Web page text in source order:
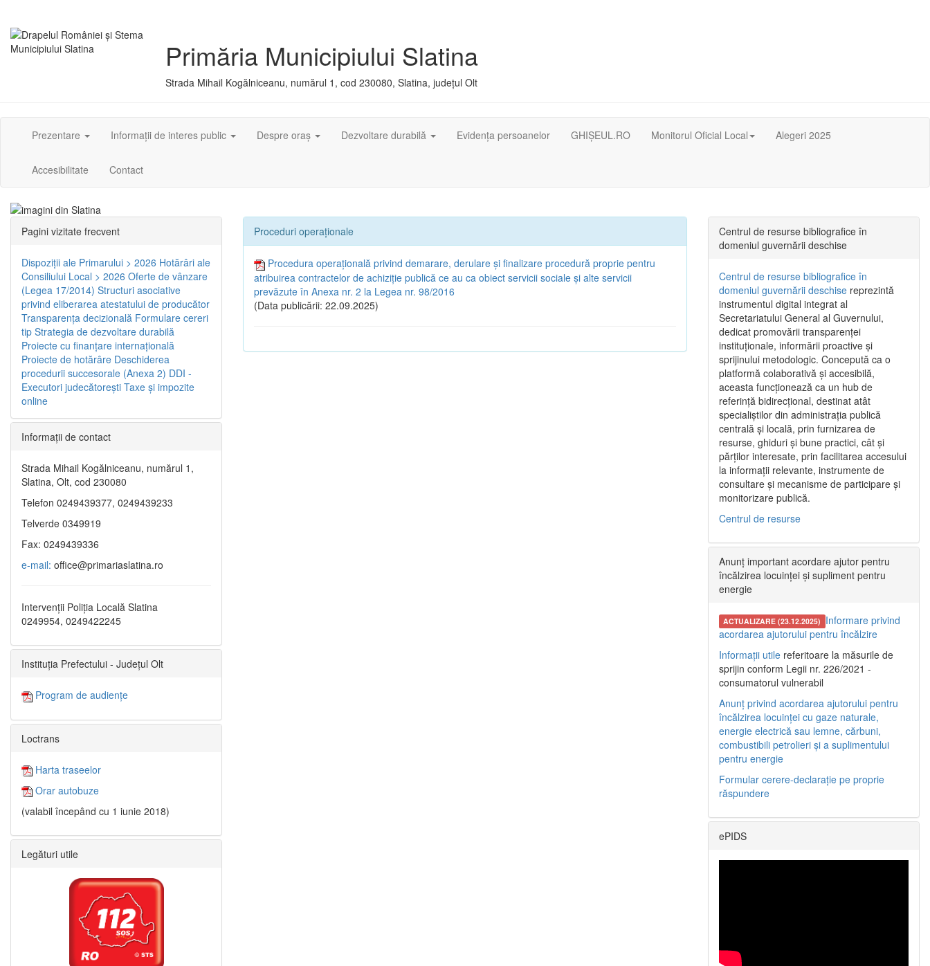
Primăria Municipiului Slatina
Strada Mihail Kogălniceanu, numărul 1, cod 230080, Slatina, județul Olt
Prezentare Informații de interes public Despre oraș Dezvoltare durabilă Evidența persoanelor GHIȘEUL.RO Monitorul Oficial Local Alegeri 2025
Accesibilitate Contact
Proceduri operaționale
Procedura operațională privind demarare, derulare și finalizare procedură proprie pentru
atribuirea contractelor de achiziție publică ce au ca obiect servicii sociale și alte servicii
prevăzute în Anexa nr. 2 la Legea nr. 98/2016
(Data publicării: 22.09.2025)
Pagini vizitate frecvent
Dispoziţii ale Primarului > 2026 Hotărâri ale
Consiliului Local > 2026 Oferte de vânzare
(Legea 17/2014) Structuri asociative
privind eliberarea atestatului de producător
Transparenţa decizională Formulare cereri
tip Strategia de dezvoltare durabilă
Proiecte cu finanţare internaţională
Proiecte de hotărâre Deschiderea
procedurii succesorale (Anexa 2) DDI -
Executori judecătorești Taxe şi impozite
online
Informaţii de contact
Strada Mihail Kogălniceanu, numărul 1,
Slatina, Olt, cod 230080
Telefon 0249439377, 0249439233
Telverde 0349919
Fax: 0249439336
e-mail: office@primariaslatina.ro
Intervenții Poliția Locală Slatina
0249954, 0249422245
Instituția Prefectului - Județul Olt
Program de audiențe
Loctrans
Harta traseelor
Orar autobuze
(valabil începând cu 1 iunie 2018)
Legături utile
Centrul de resurse bibliografice în
domeniul guvernării deschise
Centrul de resurse bibliografice în
domeniul guvernării deschise reprezintă
instrumentul digital integrat al
Secretariatului General al Guvernului,
dedicat promovării transparenței
instituționale, informării proactive și
sprijinului metodologic. Concepută ca o
platformă colaborativă și accesibilă,
aceasta funcționează ca un hub de
referință bidirecțional, destinat atât
specialiștilor din administrația publică
centrală și locală, prin furnizarea de
resurse, ghiduri și bune practici, cât și
părților interesate, prin facilitarea accesului
la informații relevante, instrumente de
consultare și mecanisme de participare și
monitorizare publică.
Centrul de resurse
Anunț important acordare ajutor pentru
încălzirea locuinței și supliment pentru
energie
ACTUALIZARE (23.12.2025) Informare privind
acordarea ajutorului pentru încălzire
Informații utile referitoare la măsurile de
sprijin conform Legii nr. 226/2021 -
consumatorul vulnerabil
Anunț privind acordarea ajutorului pentru
încălzirea locuinței cu gaze naturale,
energie electrică sau lemne, cărbuni,
combustibili petrolieri și a suplimentului
pentru energie
Formular cerere-declarație pe proprie
răspundere
ePIDS